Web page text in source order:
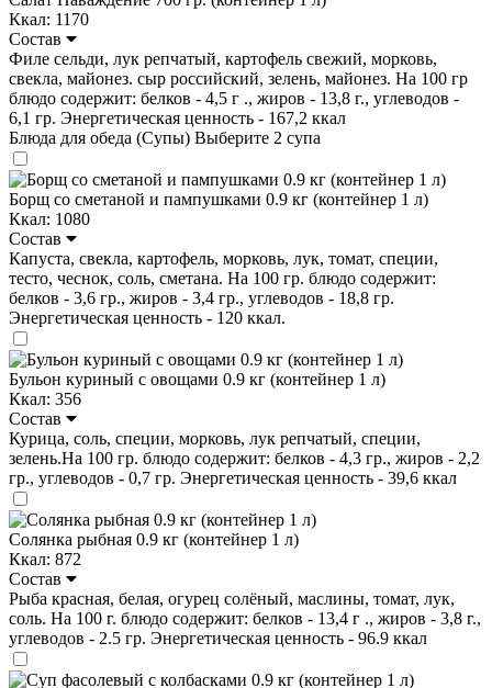
Ккал: 1170
Состав
Филе сельди, лук репчатый, картофель свежий, морковь,
свекла, майонез. сыр российский, зелень, майонез. На 100 гр
блюдо содержит: белков - 4,5 г ., жиров - 13,8 г., углеводов -
6,1 гр. Энергетическая ценность - 167,2 ккал
Блюда для обеда (Супы) Выберите 2 супа
Борщ со сметаной и пампушками 0.9 кг (контейнер 1 л)
Ккал: 1080
Состав
Капуста, свекла, картофель, морковь, лук, томат, специи,
тесто, чеснок, соль, сметана. На 100 гр. блюдо содержит:
белков - 3,6 гр., жиров - 3,4 гр., углеводов - 18,8 гр.
Энергетическая ценность - 120 ккал.
Бульон куриный с овощами 0.9 кг (контейнер 1 л)
Ккал: 356
Состав
Курица, соль, специи, морковь, лук репчатый, специи,
зелень.На 100 гр. блюдо содержит: белков - 4,3 гр., жиров - 2,2
гр., углеводов - 0,7 гр. Энергетическая ценность - 39,6 ккал
Солянка рыбная 0.9 кг (контейнер 1 л)
Ккал: 872
Состав
Рыба красная, белая, огурец солёный, маслины, томат, лук,
соль. На 100 г. блюдо содержит: белков - 13,4 г ., жиров - 3,8 г.,
углеводов - 2.5 гр. Энергетическая ценность - 96.9 ккал